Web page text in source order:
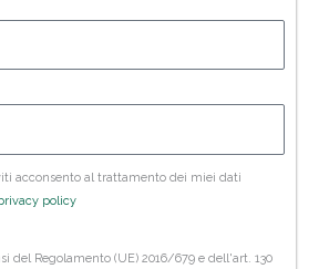
acconsento al trattamento dei miei dati
policy
del Regolamento (UE) 2016/679 e dell'art. 130